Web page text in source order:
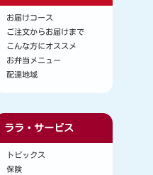
お届けコース
ご注文からお届けまで
こんな方にオススメ
お弁当メニュー
配達地域
ララ・サービス
トピックス
保険